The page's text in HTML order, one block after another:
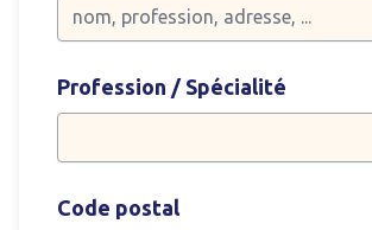
Profession / Spécialité
Code postal